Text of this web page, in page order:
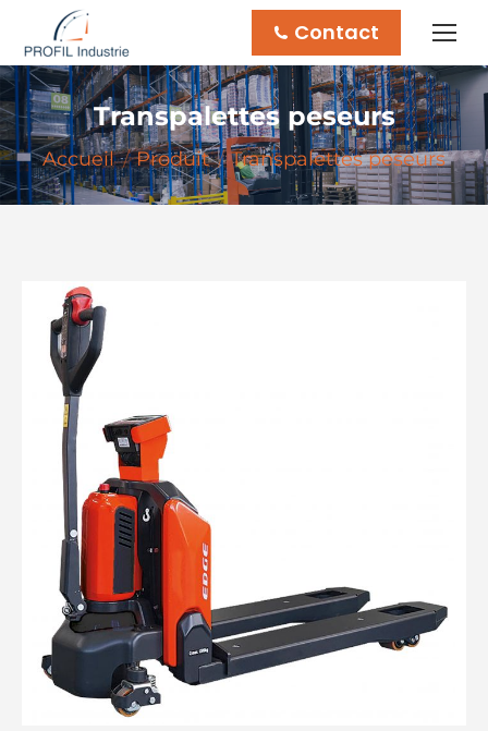
Contact
Transpalettes peseurs
Vous êtes ici :
Accueil Produit Transpalettes peseurs